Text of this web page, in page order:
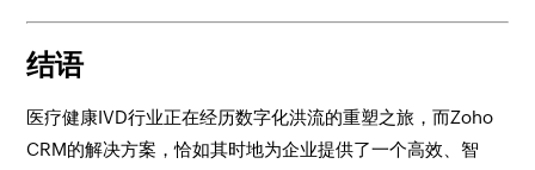
结语
医疗健康IVD行业正在经历数字化洪流的重塑之旅，而Zoho
CRM的解决方案，恰如其时地为企业提供了一个高效、智